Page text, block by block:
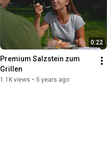
0:22
Premium Salzstein zum
Grillen
1.1K views • 5 years ago